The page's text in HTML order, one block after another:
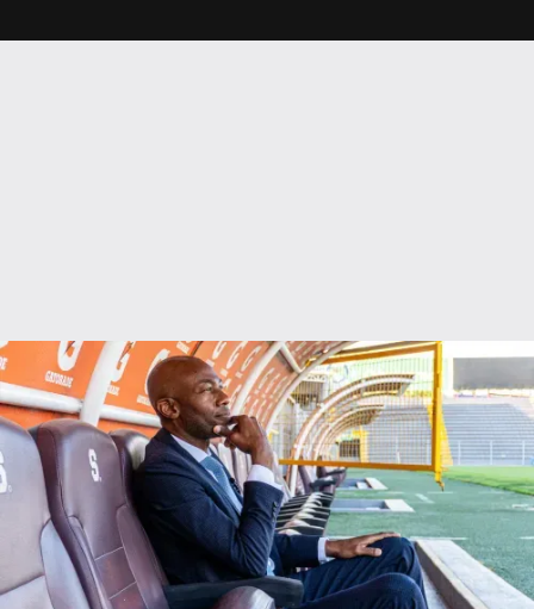
Paulo Wanchope afirmó que hay un detalle que prioriza a la
hora de preparar encuentros en semana larga y es la de
realizar encuentros contra el equipo juvenil del Deportivo
Saprissa.
“Cuando hay semana larga, me gusta trabajar
con un colectivo contra la juvenil. Por doble